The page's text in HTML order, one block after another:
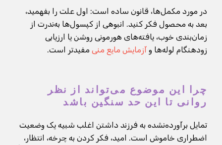
در مورد مکمل‌ها، قانون ساده است: اول علت را بفهمید،
بعد به محصول فکر کنید. انبوهی از کپسول‌ها به‌ندرت از
زمان‌بندی خوب، یافته‌های هورمونی روشن یا ارزیابی
زودهنگام لوله‌ها و آزمایش مایع منی مفیدتر است.
چرا این موضوع می‌تواند از نظر
روانی تا این حد سنگین باشد
تمایل برآورده‌نشده به فرزند داشتن اغلب شبیه یک وضعیت
اضطراری خاموش است. امید، فکر کردن به چرخه، انتظار،